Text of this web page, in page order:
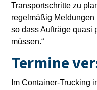
Transportschritte zu
regelmäßig Meldungen
so dass Aufträge quasi
müssen.“
Termine
Im Container-Trucking